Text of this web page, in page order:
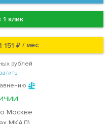
1 клик
151 ₽ / мес
рублей
Москве